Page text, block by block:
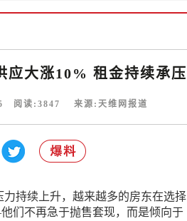
？新西兰总理表态：绝
应大涨10% 租金持续承压
阅读: 3847 来源:天维网报道
力持续上升，越来越多的房东在选择
们不再急于抛售套现，而是倾向于